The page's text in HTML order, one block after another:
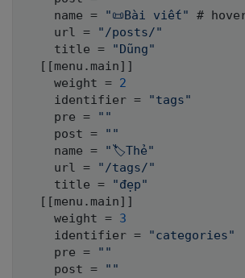
    name =
"📜Bài viết"
#
    url =
"/posts/"
    title =
"Dũng"
[ [menu.main] ]
    weight =
2
    identifier =
"tags"
    pre =
""
    post =
""
    name =
"🏷️Thẻ"
    url =
"/tags/"
    title =
"đẹp"
[ [menu.main] ]
    weight =
3
    identifier =
"categories"
    pre =
""
    post =
""